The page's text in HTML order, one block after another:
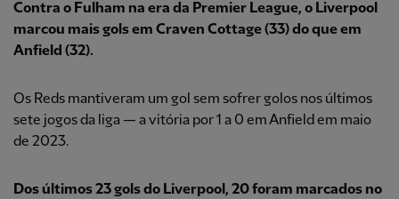
Contra o Fulham na era da Premier League, o Liverpool
marcou mais gols em Craven Cottage (33) do que em
Anfield (32).
Os Reds mantiveram um gol sem sofrer golos nos últimos
sete jogos da liga — a vitória por 1 a 0 em Anfield em maio
de 2023.
Dos últimos 23 gols do Liverpool, 20 foram marcados no